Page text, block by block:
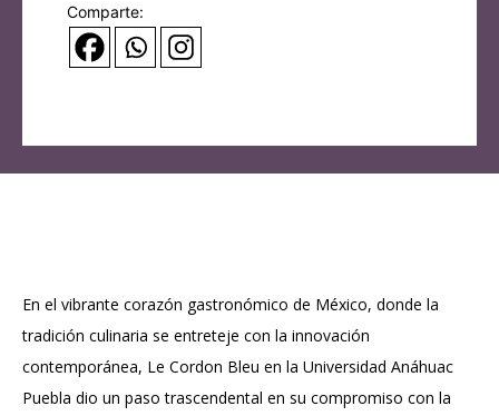
Comparte:
En el vibrante corazón gastronómico de México, donde la
tradición culinaria se entreteje con la innovación
contemporánea, Le Cordon Bleu en la Universidad Anáhuac
Puebla dio un paso trascendental en su compromiso con la